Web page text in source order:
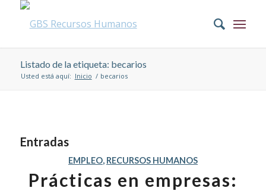
Listado de la etiqueta: becarios
Usted está aquí: Inicio / becarios
Entradas
EMPLEO, RECURSOS HUMANOS
Prácticas en empresas: